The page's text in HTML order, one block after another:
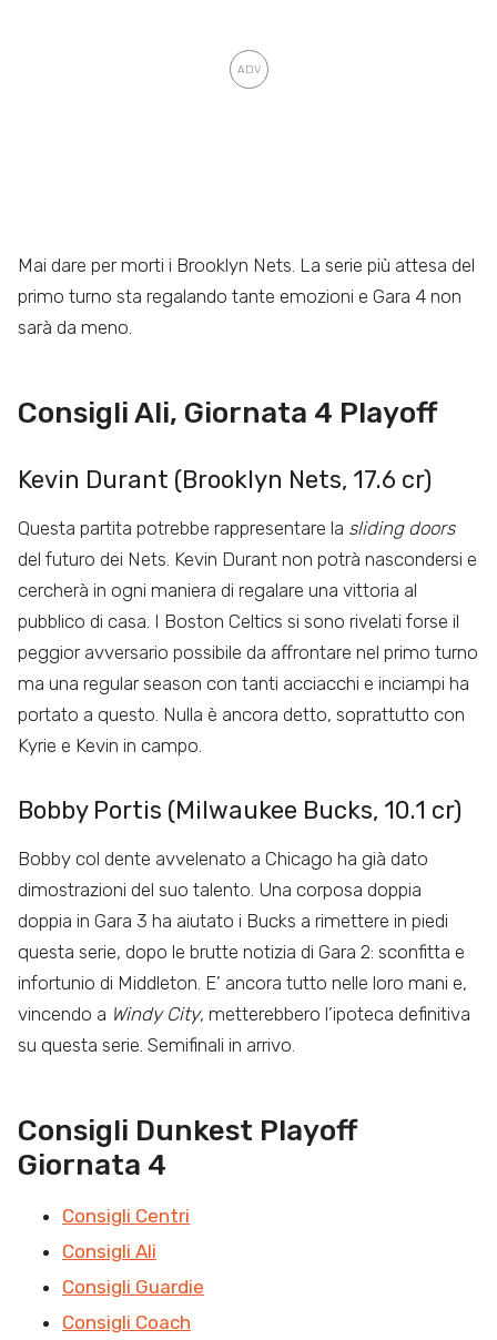
Mai dare per morti i Brooklyn Nets. La serie più attesa del
primo turno sta regalando tante emozioni e Gara 4 non
sarà da meno.
Consigli Ali, Giornata 4 Playoff
Kevin Durant (Brooklyn Nets, 17.6 cr)
Questa partita potrebbe rappresentare la sliding doors
del futuro dei Nets. Kevin Durant non potrà nascondersi e
cercherà in ogni maniera di regalare una vittoria al
pubblico di casa. I Boston Celtics si sono rivelati forse il
peggior avversario possibile da affrontare nel primo turno
ma una regular season con tanti acciacchi e inciampi ha
portato a questo. Nulla è ancora detto, soprattutto con
Kyrie e Kevin in campo.
Bobby Portis (Milwaukee Bucks, 10.1 cr)
Bobby col dente avvelenato a Chicago ha già dato
dimostrazioni del suo talento. Una corposa doppia
doppia in Gara 3 ha aiutato i Bucks a rimettere in piedi
questa serie, dopo le brutte notizia di Gara 2: sconfitta e
infortunio di Middleton. E’ ancora tutto nelle loro mani e,
vincendo a Windy City, metterebbero l’ipoteca definitiva
su questa serie. Semifinali in arrivo.
Consigli Dunkest Playoff
Giornata 4
Consigli Centri
Consigli Ali
Consigli Guardie
Consigli Coach